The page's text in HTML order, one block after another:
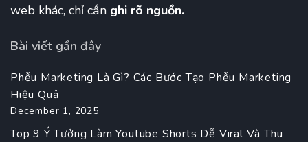
web khác, chỉ cần ghi rõ nguồn.
Bài viết gần đây
Phễu Marketing Là Gì? Các Bước Tạo Phễu Marketing
Hiệu Quả
December 1, 2025
Top 9 Ý Tưởng Làm Youtube Shorts Dễ Viral Và Thu